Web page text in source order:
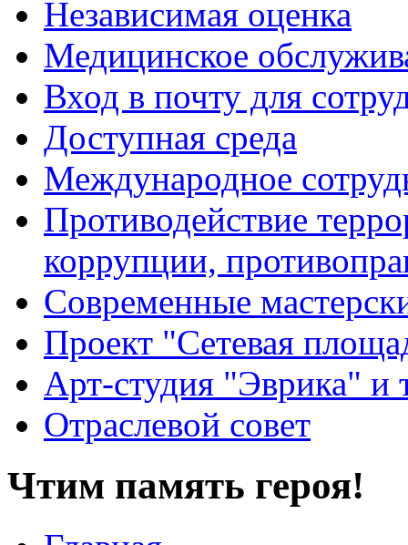
Независимая оценка
Медицинское
Вход в почту для
Доступная среда
Международное
Противодействие
коррупции,
Современные
Проект "Сетевая
Арт-студия "Эврика" и
Отраслевой совет
Чтим память героя!